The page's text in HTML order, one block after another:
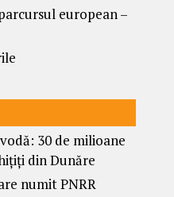
european –
30 de milioane
din Dunăre
numit PNRR